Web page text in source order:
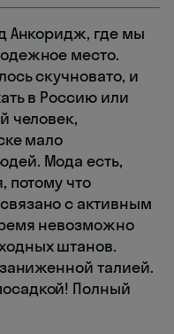
Анкоридж, где мы
место.
скучновато, и
в Россию или
человек,
мало
Мода есть,
потому что
с активным
невозможно
штанов.
талией.
Полный